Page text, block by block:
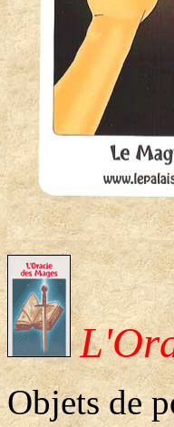
Objets de